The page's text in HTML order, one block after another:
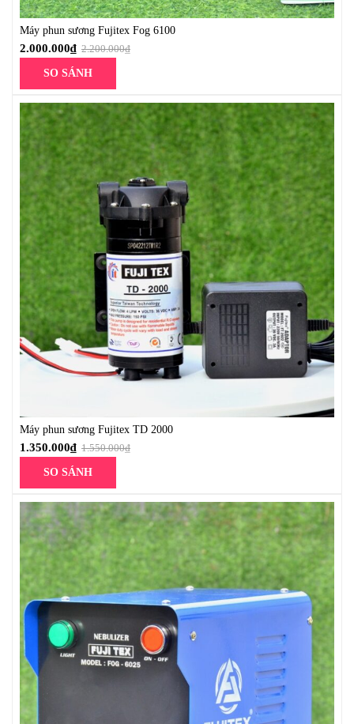
Máy phun sương Fujitex Fog 6100
2.200.000₫
2.000.000₫
SO SÁNH
Máy phun sương Fujitex TD 2000
1.550.000₫
1.350.000₫
SO SÁNH